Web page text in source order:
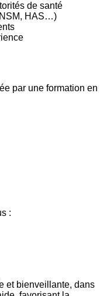
de santé
HAS…)
par une formation en
:
et bienveillante, dans